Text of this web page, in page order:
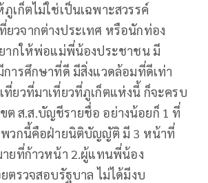
เก็ตไม่ใช่เป็นเฉพาะสวรรค์
ยวจากต่างประเทศ หรือนักท่อง
ากให้พ่อแม่พี่น้องประชาชน มี
ารศึกษาที่ดี มีสิ่งแวดล้อมที่ดีเท่า
ที่ยวที่มาเที่ยวที่ภูเก็ตแห่งนี้ ก็จะครบ
ขต ส.ส.บัญชีรายชื่อ อย่างน้อยก็ 1 ที่
วกนี้คือฝ่ายนิติบัญญัติ มี 3 หน้าที่
ยที่ก้าวหน้า 2.ผู้แทนพี่น้อง
ตรวจสอบรัฐบาล ไม่ได้มีงบ